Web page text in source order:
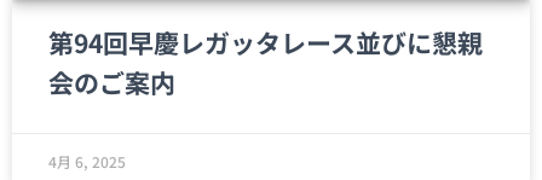
第94回早慶レガッタレース並びに懇親
会のご案内
4月 6, 2025